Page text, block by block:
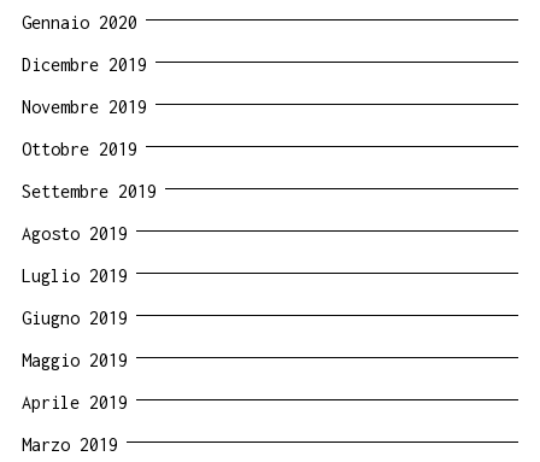
Gennaio 2020
Dicembre 2019
Novembre 2019
Ottobre 2019
Settembre 2019
Agosto 2019
Luglio 2019
Giugno 2019
Maggio 2019
Aprile 2019
Marzo 2019